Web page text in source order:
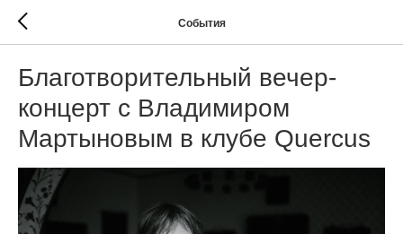
События
Благотворительный вечер-
концерт с Владимиром
Мартыновым в клубе Quercus